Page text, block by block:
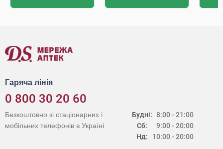
Гаряча лінія
0 800 30 20 60
Будні:
Сб:
Нд:
8:00 - 21:00
9:00 - 20:00
10:00 - 20:00
Безкоштовно зі стаціонарних і
мобільних телефонів в Україні